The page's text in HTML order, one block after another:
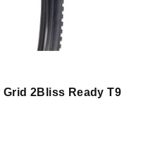
2Bliss Ready T9